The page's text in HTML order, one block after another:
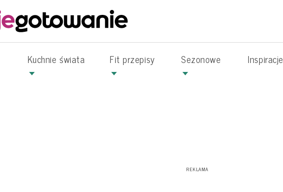
Kuchnie świata Fit przepisy Sezonowe Inspiracje